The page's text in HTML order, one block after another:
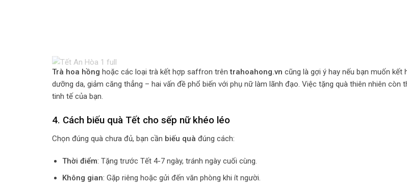
Trà hoa hồng hoặc các loại trà kết hợp saffron trêntrahoahong.vn cũng là gợi ý hay nếu bạn muốn kết
dưỡng da, giảm căng thẳng – hai vấn đề phổ biến với phụ nữ làm lãnh đạo. Việc tặng quà thiên nhiên còn
tinh tế của bạn.
4. Cách biếu quà Tết cho sếp nữ khéo léo
Chọn đúng quà chưa đủ, bạn cần biếu quà đúng cách:
Thời điểm: Tặng trước Tết 4-7 ngày, tránh ngày cuối cùng.
Không gian: Gặp riêng hoặc gửi đến văn phòng khi ít người.